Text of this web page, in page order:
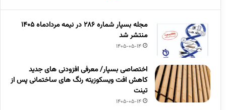
مجله بسپار شماره 286 در نیمه مردادماه 1405
منتشر شد
1405-05-14
اختصاصی بسپار/ معرفی افزودنی های جدید
کاهش افت ویسکوزیته رنگ های ساختمانی پس از
تینت
1405-05-14